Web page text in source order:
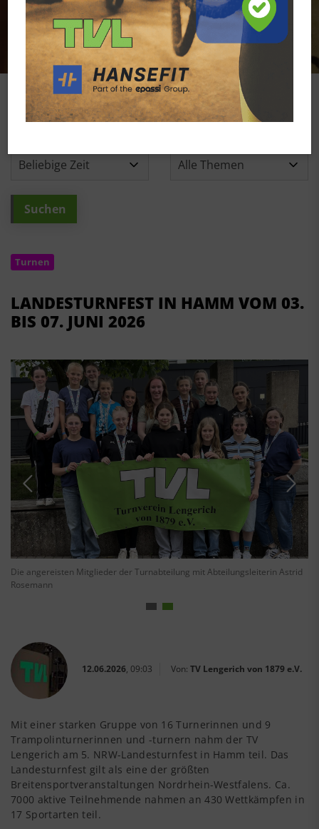
Turnen
LANDESTURNFEST IN HAMM VOM 03.
BIS 07. JUNI 2026
Die angereisten Mitglieder der Turnabteilung mit Abteilungsleiterin Astrid
Rosemann
12.06.2026, 09:03 Von: TV Lengerich von 1879 e.V.
Mit einer starken Gruppe von 16 Turnerinnen und 9
Trampolinturnerinnen und -turnern nahm der TV
Lengerich am 5. NRW-Landesturnfest in Hamm teil. Das
Landesturnfest gilt als eine der größten
Breitensportveranstaltungen Nordrhein-Westfalens. Ca.
7000 aktive Teilnehmende nahmen an 430 Wettkämpfen in
17 Sportarten teil.